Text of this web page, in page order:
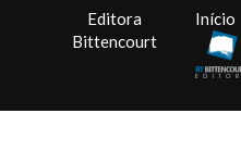
Editora
Bittencourt
Início